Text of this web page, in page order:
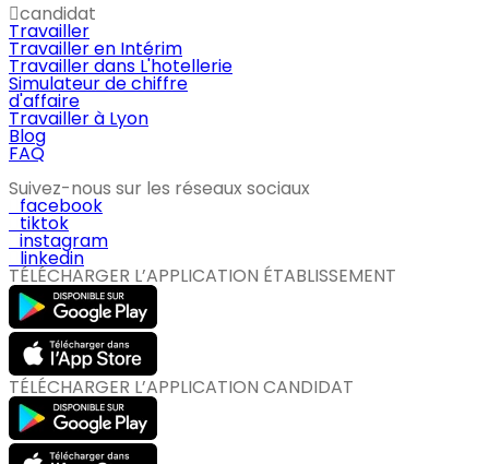
candidat
Travailler
Travailler en Intérim
Travailler dans L'hotellerie
Simulateur de chiffre
d'affaire
Travailler à Lyon
Blog
FAQ
Suivez-nous sur les réseaux sociaux
facebook
tiktok
instagram
linkedin
TÉLÉCHARGER L’APPLICATION ÉTABLISSEMENT
TÉLÉCHARGER L’APPLICATION CANDIDAT